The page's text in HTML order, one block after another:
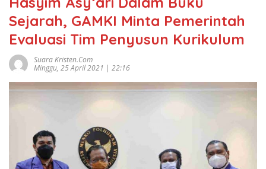
Sejarah, GAMKI Minta Pemerintah
Evaluasi Tim Penyusun Kurikulum
Suara Kristen.com
Minggu, 25 April 2021 | 22:16